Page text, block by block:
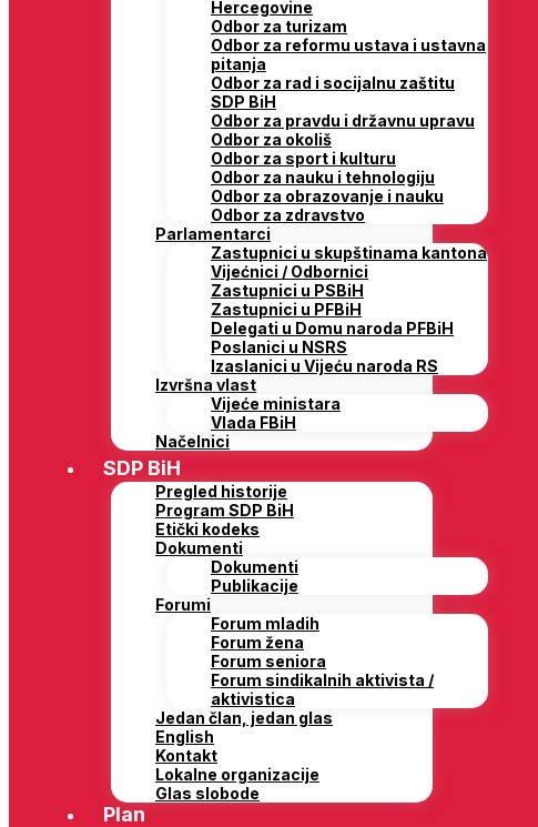
Hercegovine
Odbor za turizam
Odbor za reformu ustava i ustavna
pitanja
Odbor za rad i socijalnu zaštitu
SDP BiH
Odbor za pravdu i državnu upravu
Odbor za okoliš
Odbor za sport i kulturu
Odbor za nauku i tehnologiju
Odbor za obrazovanje i nauku
Odbor za zdravstvo
Parlamentarci
Zastupnici u skupštinama kantona
Vijećnici / Odbornici
Zastupnici u PSBiH
Zastupnici u PFBiH
Delegati u Domu naroda PFBiH
Poslanici u NSRS
Izaslanici u Vijeću naroda RS
Izvršna vlast
Vijeće ministara
Vlada FBiH
Načelnici
SDP BiH
Pregled historije
Program SDP BiH
Etički kodeks
Dokumenti
Dokumenti
Publikacije
Forumi
Forum mladih
Forum žena
Forum seniora
Forum sindikalnih aktivista /
aktivistica
Jedan član, jedan glas
English
Kontakt
Lokalne organizacije
Glas slobode
Plan